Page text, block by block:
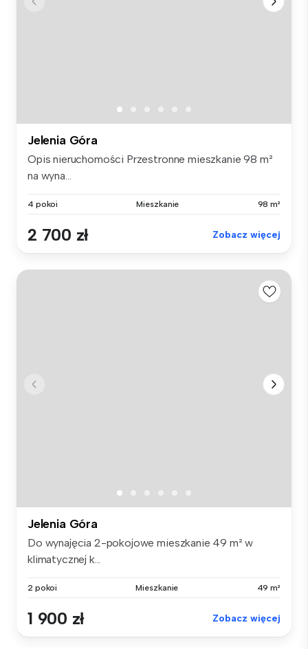
Jelenia Góra
Opis nieruchomości Przestronne mieszkanie 98 m²
na wyna...
4 pokoi Mieszkanie 98 m²
2 700 zł Zobacz więcej
Jelenia Góra
Do wynajęcia 2-pokojowe mieszkanie 49 m² w
klimatycznej k...
2 pokoi Mieszkanie 49 m²
1 900 zł Zobacz więcej